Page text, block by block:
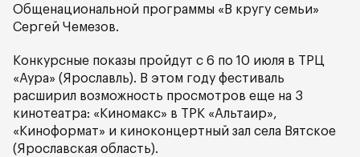
Общенациональной программы «В кругу семьи»
Сергей Чемезов.
Конкурсные показы пройдут с 6 по 10 июля в ТРЦ
«Аура» (Ярославль). В этом году фестиваль
расширил возможность просмотров еще на 3
кинотеатра: «Киномакс» в ТРК «Альтаир»,
«Киноформат» и киноконцертный зал села Вятское
(Ярославская область).